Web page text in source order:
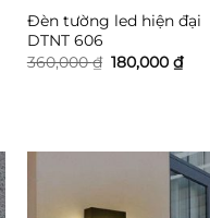
Đèn tường led hiện đại
DTNT 606
360,000₫ Giá
gốc
180,000₫Giá
hiện